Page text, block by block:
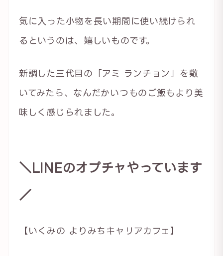
気に入った小物を長い期間に使い続けられ
るというのは、嬉しいものです。
新調した三代目の「アミ ランチョン」を敷
いてみたら、なんだかいつものご飯もより美
味しく感じられました。
＼LINEのオプチャやっています
／
【いくみの よりみちキャリアカフェ】